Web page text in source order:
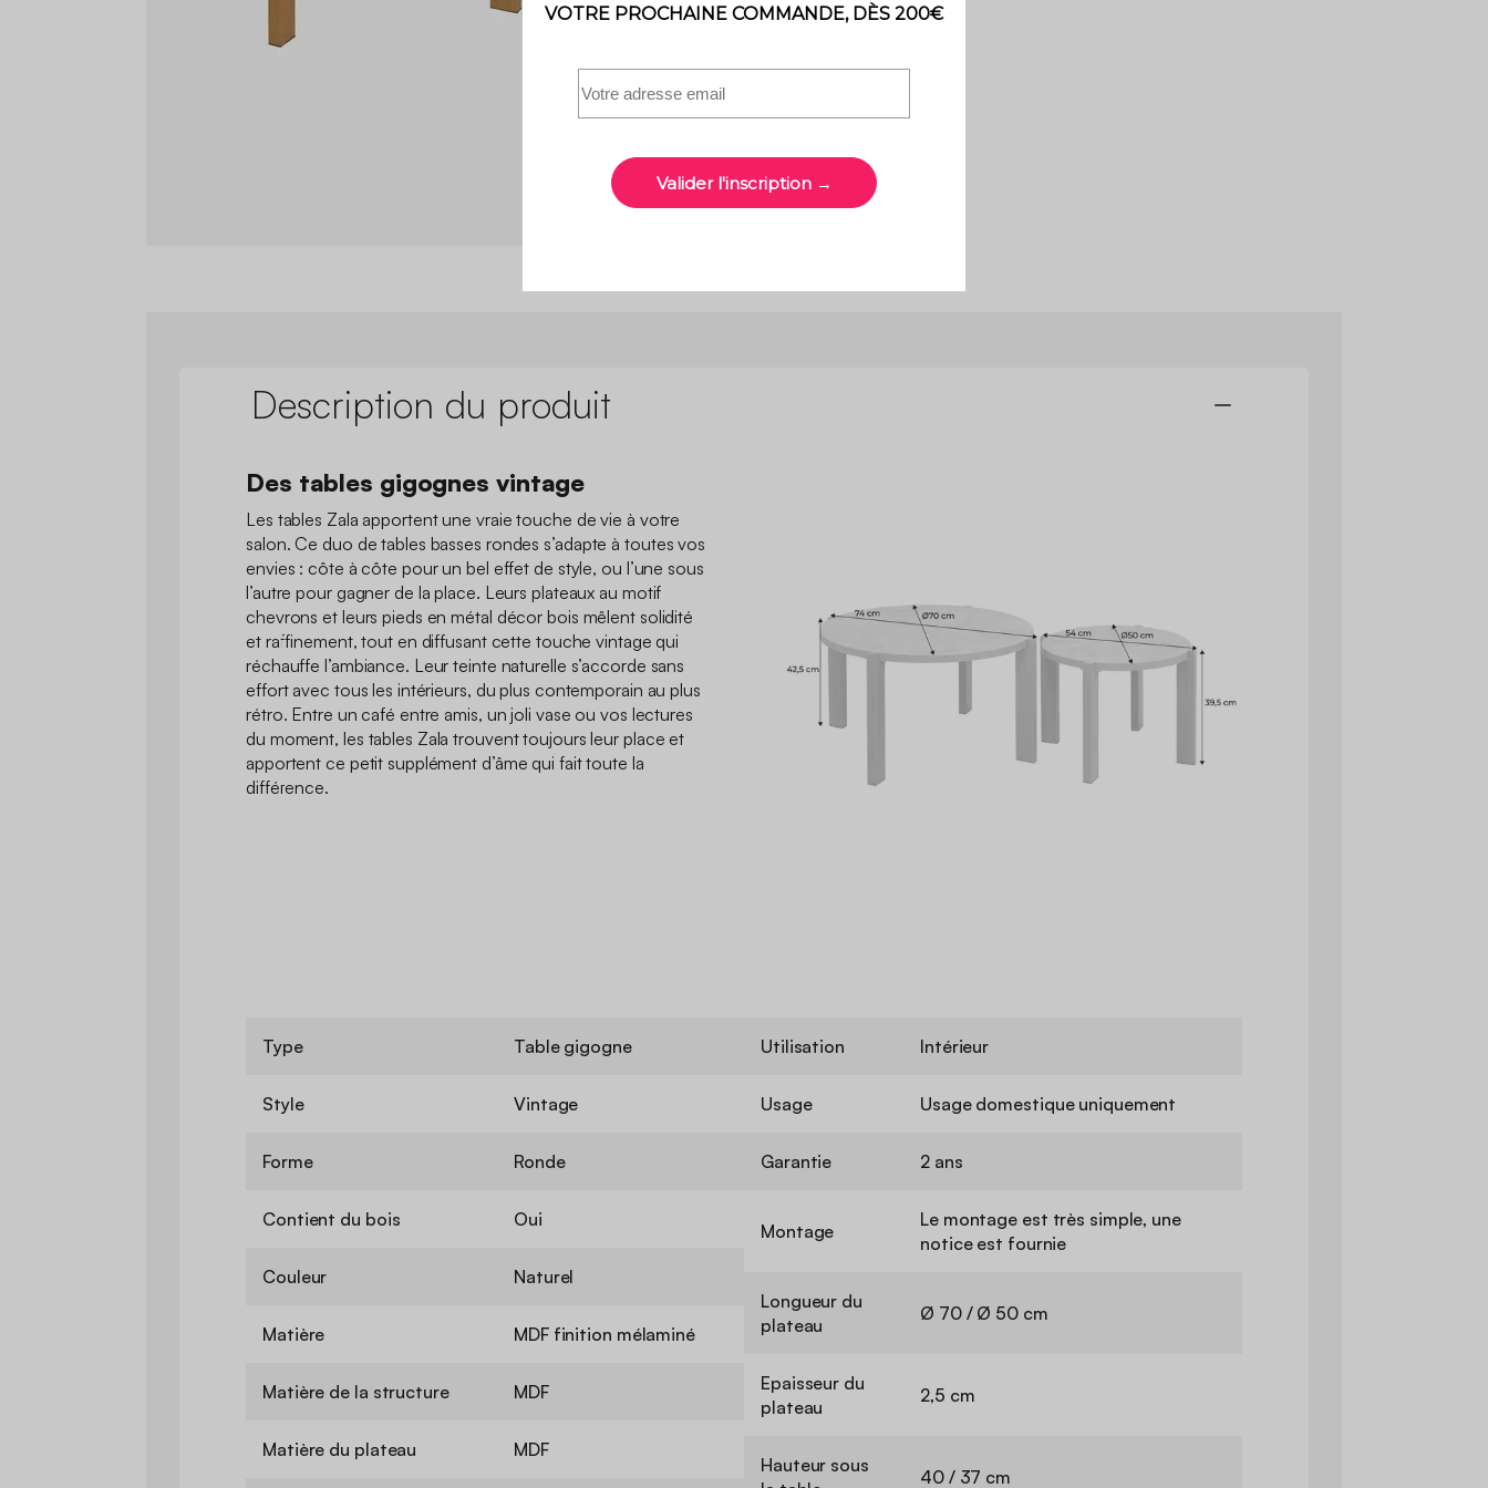
Description du produit
Des tables gigognes vintage
Les tables Zala apportent une vraie touche de vie à votre
salon. Ce duo de tables basses rondes s’adapte à toutes vos
envies : côte à côte pour un bel effet de style, ou l’une sous
l’autre pour gagner de la place. Leurs plateaux au motif
chevrons et leurs pieds en métal décor bois mêlent solidité
et raffinement, tout en diffusant cette touche vintage qui
réchauffe l’ambiance. Leur teinte naturelle s’accorde sans
effort avec tous les intérieurs, du plus contemporain au plus
rétro. Entre un café entre amis, un joli vase ou vos lectures
du moment, les tables Zala trouvent toujours leur place et
apportent ce petit supplément d’âme qui fait toute la
différence.
Type Table gigogne
Style Vintage
Forme Ronde
Contient du bois Oui
Couleur Naturel
Matière MDF finition mélaminé
Matière de la structure MDF
Matière du plateau MDF
Utilisation Intérieur
Usage Usage domestique uniquement
Garantie 2 ans
Montage
Le montage est très simple, une
notice est fournie
Longueur du
plateau
Ø 70 / Ø 50 cm
Epaisseur du
plateau
2,5 cm
Hauteur sous
40 / 37 cm